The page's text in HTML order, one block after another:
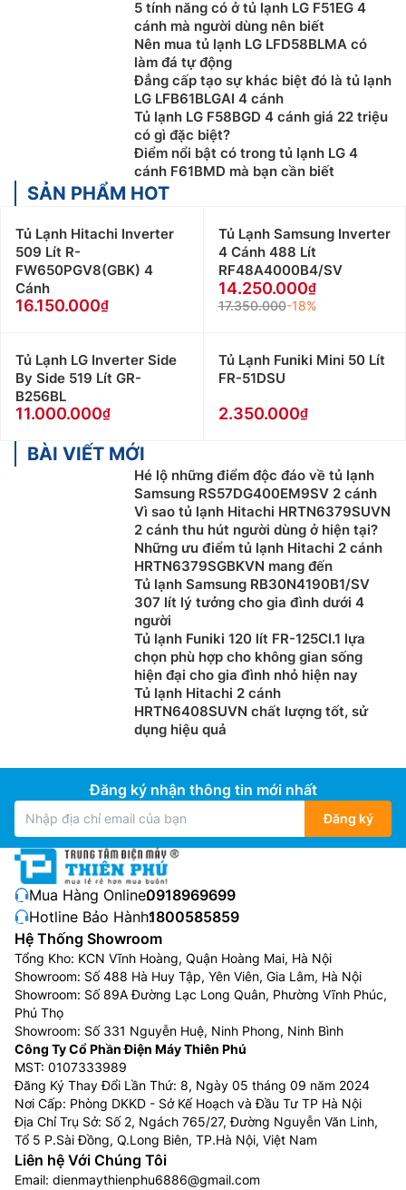
5 tính năng có ở tủ lạnh LG F51EG 4
cánh mà người dùng nên biết
Nên mua tủ lạnh LG LFD58BLMA có
làm đá tự động
Đẳng cấp tạo sự khác biệt đó là tủ lạnh
LG LFB61BLGAI 4 cánh
Tủ lạnh LG F58BGD 4 cánh giá 22 triệu
có gì đặc biệt?
Điểm nổi bật có trong tủ lạnh LG 4
cánh F61BMD mà bạn cần biết
SẢN PHẨM HOT
Tủ Lạnh Hitachi Inverter
509 Lít R-
FW650PGV8(GBK) 4
Cánh
16.150.000
Tủ Lạnh Samsung Inverter
4 Cánh 488 Lít
RF48A4000B4/SV
14.250.000
17.350.000-18%
Tủ Lạnh LG Inverter Side
By Side 519 Lít GR-
B256BL
11.000.000
Tủ Lạnh Funiki Mini 50 Lít
FR-51DSU
2.350.000
BÀI VIẾT MỚI
Hé lộ những điểm độc đáo về tủ lạnh
Samsung RS57DG400EM9SV 2 cánh
Vì sao tủ lạnh Hitachi HRTN6379SUVN
2 cánh thu hút người dùng ở hiện tại?
Những ưu điểm tủ lạnh Hitachi 2 cánh
HRTN6379SGBKVN mang đến
Tủ lạnh Samsung RB30N4190B1/SV
307 lít lý tưởng cho gia đình dưới 4
người
Tủ lạnh Funiki 120 lít FR-125CI.1 lựa
chọn phù hợp cho không gian sống
hiện đại cho gia đình nhỏ hiện nay
Tủ lạnh Hitachi 2 cánh
HRTN6408SUVN chất lượng tốt, sử
dụng hiệu quả
Đăng ký nhận thông tin mới nhất
Đăng ký
Mua Hàng Online:0918969699
Hotline Bảo Hành:1800585859
Hệ Thống Showroom
Tổng Kho: KCN Vĩnh Hoàng, Quận Hoàng Mai, Hà Nội
Showroom: Số 488 Hà Huy Tập, Yên Viên, Gia Lâm, Hà Nội
Showroom: Số 89A Đường Lạc Long Quân, Phường Vĩnh Phúc,
Phú Thọ
Showroom: Số 331 Nguyễn Huệ, Ninh Phong, Ninh Bình
Công Ty Cổ Phần Điện Máy Thiên Phú
MST: 0107333989
Đăng Ký Thay Đổi Lần Thứ: 8, Ngày 05 tháng 09 năm 2024
Nơi Cấp: Phòng DKKD - Sở Kế Hoạch và Đầu Tư TP Hà Nội
Địa Chỉ Trụ Sở: Số 2, Ngách 765/27, Đường Nguyễn Văn Linh,
Tổ 5 P.Sài Đồng, Q.Long Biên, TP.Hà Nội, Việt Nam
Liên hệ Với Chúng Tôi
Email: dienmaythienphu6886@gmail.com